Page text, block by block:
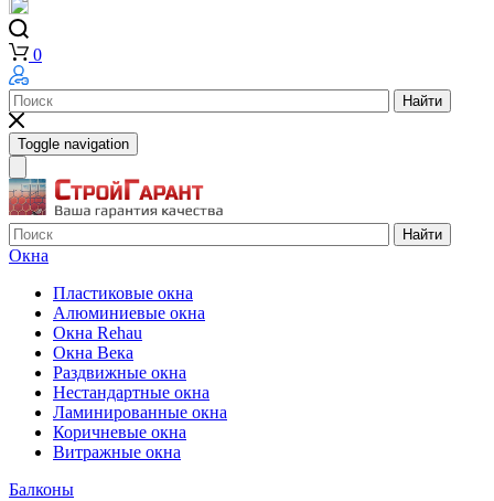
0
Найти
Toggle navigation
Найти
Окна
Пластиковые окна
Алюминиевые окна
Окна Rehau
Окна Века
Раздвижные окна
Нестандартные окна
Ламинированные окна
Коричневые окна
Витражные окна
Балконы